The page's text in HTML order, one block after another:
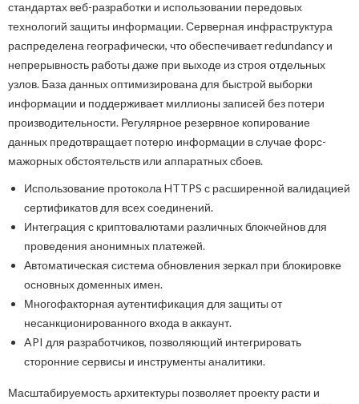
стандартах веб-разработки и использовании передовых
технологий защиты информации. Серверная инфраструктура
распределена географически, что обеспечивает redundancy и
непрерывность работы даже при выходе из строя отдельных
узлов. База данных оптимизирована для быстрой выборки
информации и поддерживает миллионы записей без потери
производительности. Регулярное резервное копирование
данных предотвращает потерю информации в случае форс-
мажорных обстоятельств или аппаратных сбоев.
Использование протокола HTTPS с расширенной валидацией
сертификатов для всех соединений.
Интеграция с криптовалютами различных блокчейнов для
проведения анонимных платежей.
Автоматическая система обновления зеркал при блокировке
основных доменных имен.
Многофакторная аутентификация для защиты от
несанкционированного входа в аккаунт.
API для разработчиков, позволяющий интегрировать
сторонние сервисы и инструменты аналитики.
Масштабируемость архитектуры позволяет проекту расти и